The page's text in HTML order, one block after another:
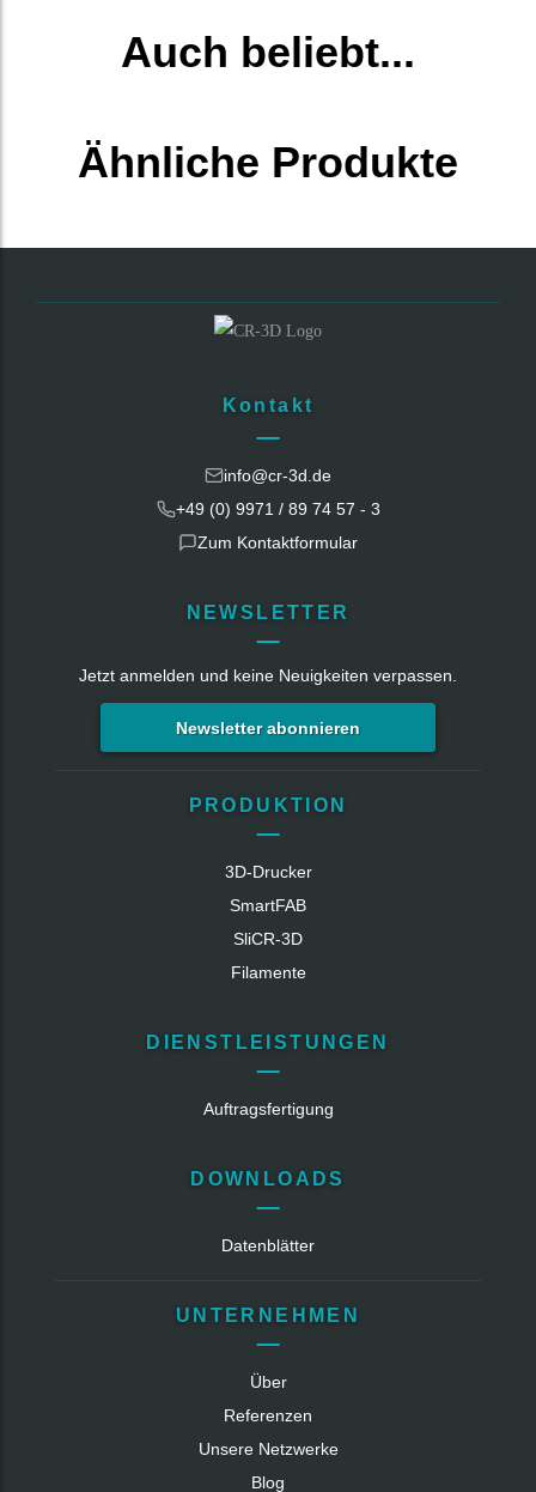
Auch beliebt...
Ähnliche Produkte
Kontakt
info@cr-3d.de
+49 (0) 9971 / 89 74 57 - 3
Zum Kontaktformular
NEWSLETTER
Jetzt anmelden und keine Neuigkeiten verpassen.
Newsletter abonnieren
PRODUKTION
3D-Drucker
SmartFAB
SliCR‑3D
Filamente
DIENSTLEISTUNGEN
Auftragsfertigung
DOWNLOADS
Datenblätter
UNTERNEHMEN
Über
Referenzen
Unsere Netzwerke
Blog